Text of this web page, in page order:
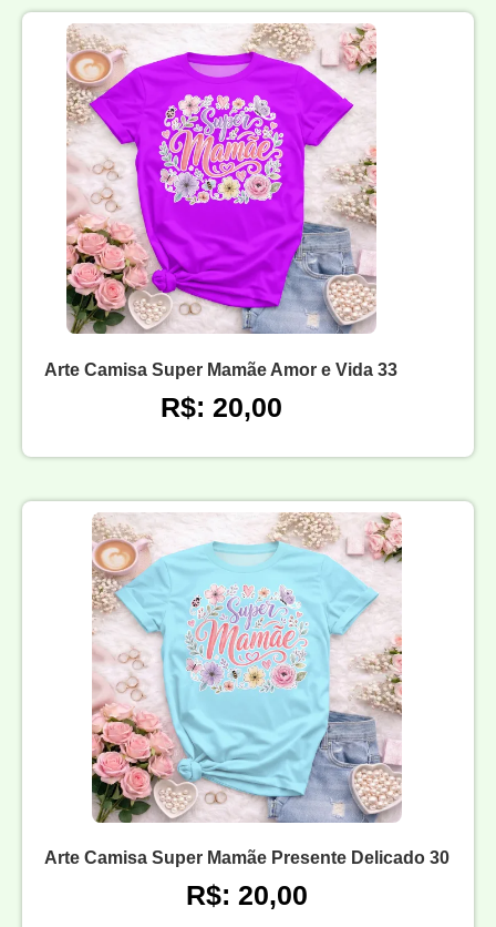
Arte Camisa Super Mamãe Amor e Vida 33
R$: 20,00
Arte Camisa Super Mamãe Presente Delicado 30
R$: 20,00